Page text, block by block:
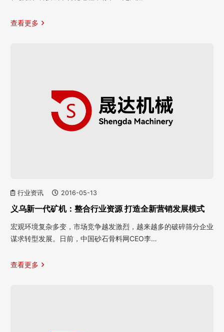
查看更多
行业资讯 2016-05-13
义乌新一代矿机：整合行业资源 打造全新营销发展模式
宏观环境复杂多变，市场竞争越发激烈，越来越多的破碎筛分企业
谋求转型发展。日前，中国砂石骨料网CEO李…
查看更多